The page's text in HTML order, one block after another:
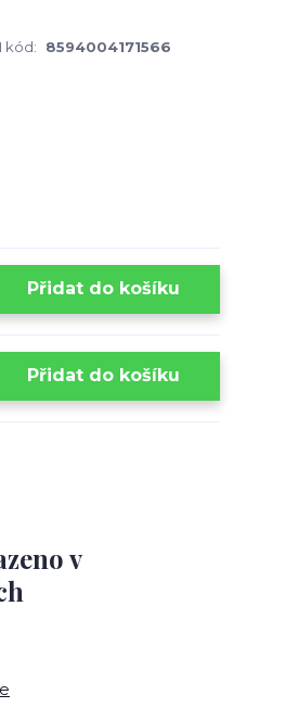
kód:
8594004171566
Přidat do košíku
Přidat do košíku
v